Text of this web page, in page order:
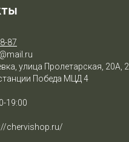
87
улица Пролетарская, 20А, 2
Победа МЦД 4
19:00
chervishop.ru/